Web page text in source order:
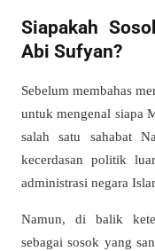
Siapakah
Abi Sufyan?
Sebelum membahas
untuk mengenal siapa
salah satu sahabat
kecerdasan politik
administrasi negara
Namun, di balik
sebagai sosok yang